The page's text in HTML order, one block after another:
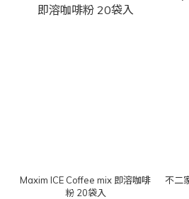
Maxim ICE Coffee mix 即溶咖啡
粉 20袋入
不二